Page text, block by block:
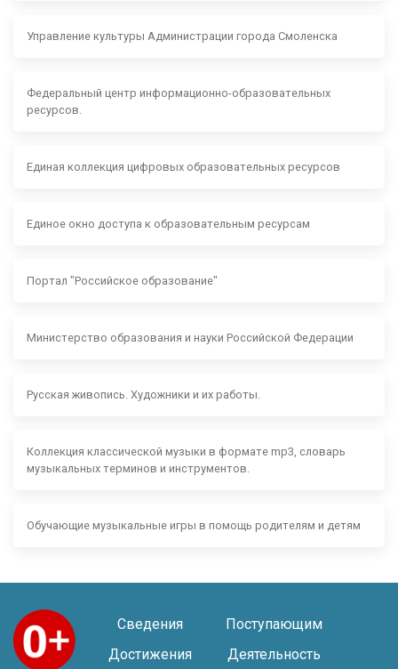
Управление культуры Администрации города Смоленска
Федеральный центр информационно-образовательных
ресурсов.
Единая коллекция цифровых образовательных ресурсов
Единое окно доступа к образовательным ресурсам
Портал "Российское образование"
Министерство образования и науки Российской Федерации
Русская живопись. Художники и их работы.
Коллекция классической музыки в формате mp3, словарь
музыкальных терминов и инструментов.
Обучающие музыкальные игры в помощь родителям и детям
Сведения
Поступающим
Достижения
Деятельность